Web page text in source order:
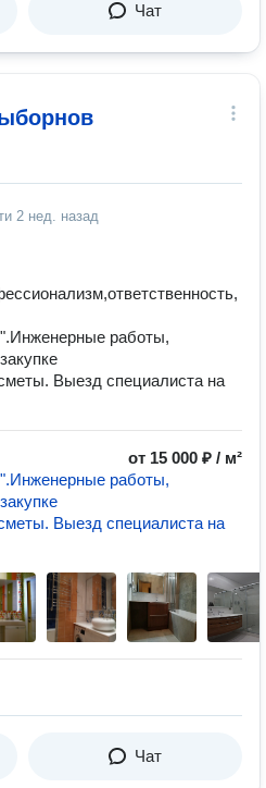
Чат
2 нед. назад
работы,
Выезд специалиста на
от 15 000 ₽ / м²
работы,
Выезд специалиста на
Чат